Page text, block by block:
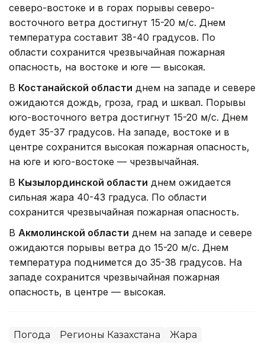
северо-востоке и в горах порывы северо-
восточного ветра достигнут 15-20 м/с. Днем
температура составит 38-40 градусов. По
области сохранится чрезвычайная пожарная
опасность, на востоке и юге — высокая.
В Костанайской области днем на западе и севере
ожидаются дождь, гроза, град и шквал. Порывы
юго-восточного ветра достигнут 15-20 м/с. Днем
будет 35-37 градусов. На западе, востоке и в
центре сохранится высокая пожарная опасность,
на юге и юго-востоке — чрезвычайная.
В Кызылординской области днем ожидается
сильная жара 40-43 градуса. По области
сохранится чрезвычайная пожарная опасность.
В Акмолинской области днем на западе и севере
ожидаются порывы ветра до 15-20 м/с. Днем
температура поднимется до 35-38 градусов. На
западе сохранится чрезвычайная пожарная
опасность, в центре — высокая.
Погода Регионы Казахстана Жара